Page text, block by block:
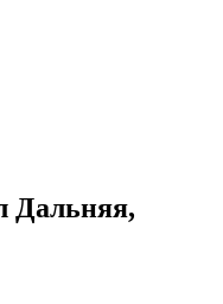
Дальняя,